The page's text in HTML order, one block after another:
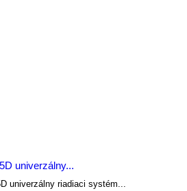
univerzálny...
univerzálny riadiaci systém...